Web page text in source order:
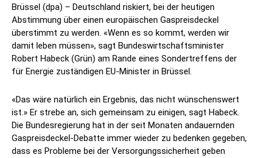
Brüssel (dpa) – Deutschland riskiert, bei der heutigen
Abstimmung über einen europäischen Gaspreisdeckel
überstimmt zu werden. «Wenn es so kommt, werden wir
damit leben müssen», sagt Bundeswirtschaftsminister
Robert Habeck (Grün) am Rande eines Sondertreffens der
für Energie zuständigen EU-Minister in Brüssel.
«Das wäre natürlich ein Ergebnis, das nicht wünschenswert
ist.» Er strebe an, sich gemeinsam zu einigen, sagt Habeck.
Die Bundesregierung hat in der seit Monaten andauernden
Gaspreisdeckel-Debatte immer wieder zu bedenken gegeben,
dass es Probleme bei der Versorgungssicherheit geben